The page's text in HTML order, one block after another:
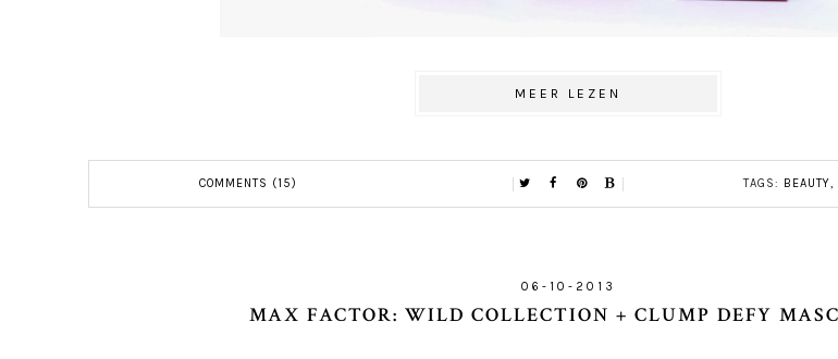
MEER LEZEN
COMMENTS (15) TAGS: BEAUTY,
06-10-2013
MAX FACTOR: WILD COLLECTION + CLUMP DEFY